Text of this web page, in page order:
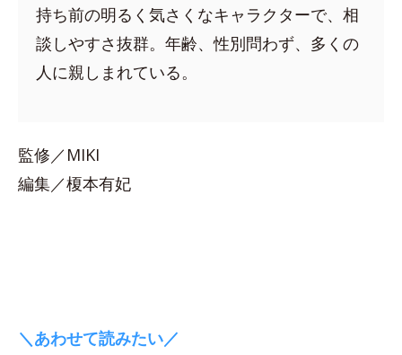
持ち前の明るく気さくなキャラクターで、相
談しやすさ抜群。年齢、性別問わず、多くの
人に親しまれている。
監修／MIKI
編集／榎本有妃
＼あわせて読みたい／